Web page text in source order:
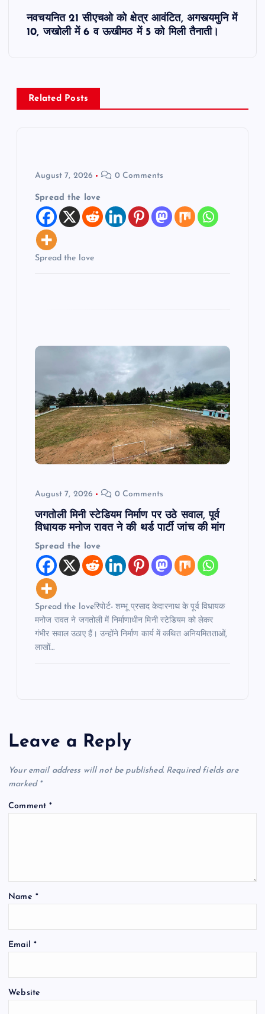
v
नवचयनित 21 सीएचओ को क्षेत्र आवंटित, अगस्त्यमुनि में
10, जखोली में 6 व ऊखीमठ में 5 को मिली तैनाती।
Related Posts
August 7, 2026 0 Comments
Spread the love
Spread the love
August 7, 2026 0 Comments
जगतोली मिनी स्टेडियम निर्माण पर उठे सवाल, पूर्व
विधायक मनोज रावत ने की थर्ड पार्टी जांच की मांग
Spread the love
Spread the loveरिपोर्ट- शम्भू प्रसाद केदारनाथ के पूर्व विधायक
मनोज रावत ने जगतोली में निर्माणाधीन मिनी स्टेडियम को लेकर
गंभीर सवाल उठाए हैं। उन्होंने निर्माण कार्य में कथित अनियमितताओं,
लाखों…
Leave a Reply
Your email address will not be published. Required fields are
marked *
Comment*
Name *
Email *
Website